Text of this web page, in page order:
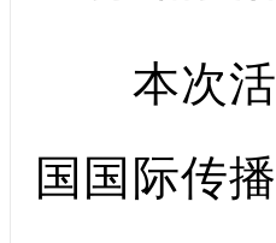
本次活
国国际传